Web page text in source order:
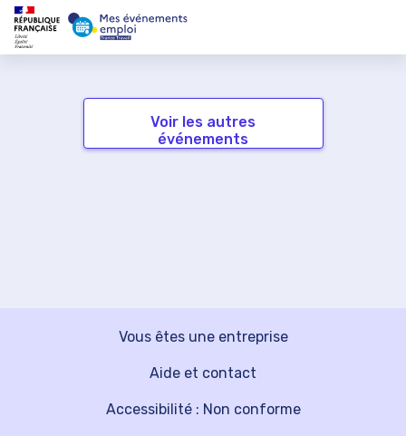
Voir les autres
événements
Vous êtes une entreprise
Aide et contact
Accessibilité : Non conforme